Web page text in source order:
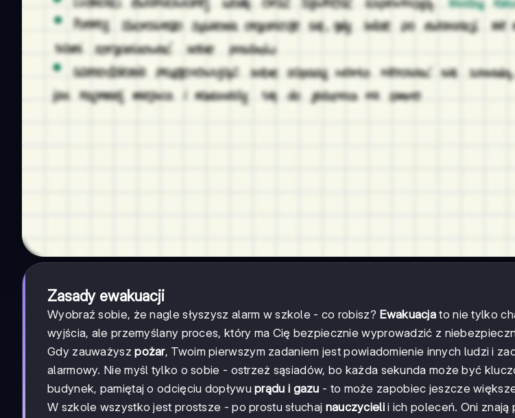
Zasady ewakuacji
Wyobraź sobie, że nagle słyszysz alarm w szkole - co robisz? Ewakuacja to nie tylko
wyjścia, ale przemyślany proces, który ma Cię bezpiecznie wyprowadzić z
Gdy zauważyszpożar, Twoim pierwszym zadaniem jest powiadomienie innych ludzi i
alarmowy. Nie myśl tylko o sobie - ostrzeż sąsiadów, bo każda sekunda może być
budynek, pamiętaj o odcięciu dopływuprądu i gazu - to może zapobiec jeszcze
W szkole wszystko jest prostsze - po prostu słuchaj nauczycielii ich poleceń. Oni znają